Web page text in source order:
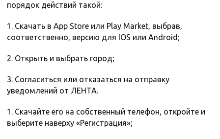
порядок действий такой:
1. Скачать в App Store или Play Market, выбрав,
соответственно, версию для IOS или Android;
2. Открыть и выбрать город;
3. Согласиться или отказаться на отправку
уведомлений от ЛЕНТА.
1. Скачайте его на собственный телефон, откройте и
выберите наверху «Регистрация»;